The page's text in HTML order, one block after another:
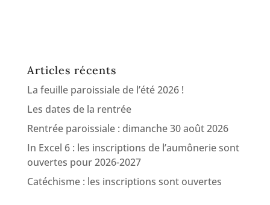
Articles récents
La feuille paroissiale de l’été 2026 !
Les dates de la rentrée
Rentrée paroissiale : dimanche 30 août 2026
In Excel 6 : les inscriptions de l’aumônerie sont
ouvertes pour 2026-2027
Catéchisme : les inscriptions sont ouvertes